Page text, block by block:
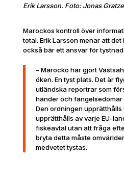
Erik Larsson. Foto: Jonas
Marockos kontroll över
total. Erik Larsson menar att
också bär ett ansvar för
– Marocko har gjort
öken. En tyst plats. Det är
utländska reportrar som
händer och
Den ordningen upprätthålls
upprätthålls av varje EU-
fiskeavtal utan att fråga
bryta detta måste
medvetet tystas.